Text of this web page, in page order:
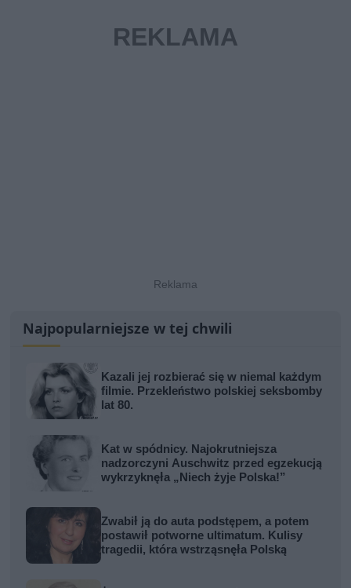
Najpopularniejsze w tej chwili
Kazali jej rozbierać się w niemal każdym
filmie. Przekleństwo polskiej seksbomby
lat 80.
Kat w spódnicy. Najokrutniejsza
nadzorczyni Auschwitz przed egzekucją
wykrzyknęła „Niech żyje Polska!”
Zwabił ją do auta podstępem, a potem
postawił potworne ultimatum. Kulisy
tragedii, która wstrząsnęła Polską